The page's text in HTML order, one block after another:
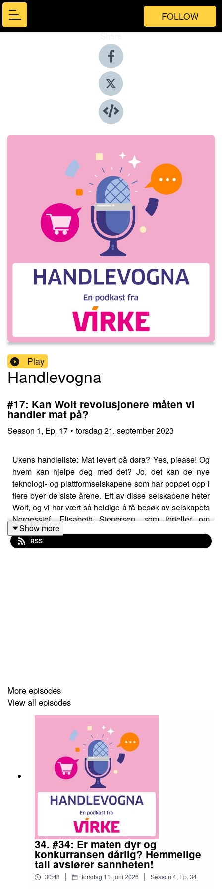
FOLLOW
Share
Play
Handlevogna
#17: Kan Wolt revolusjonere måten vi
handler mat på?
Season 1, Ep. 17 • torsdag 21. september 2023
Ukens handleliste: Mat levert på døra? Yes, please! Og
hvem kan hjelpe deg med det? Jo, det kan de nye
teknologi- og plattformselskapene som har poppet opp i
flere byer de siste årene. Ett av disse selskapene heter
Wolt, og vi har vært så heldige å få besøk av selskapets
Norgessjef, Elisabeth Stenersen, som forteller om
hvordan Wolt vil revolusjonere måten du handler mat
på.
savner mest i butikkhyllene.
Show more
RSS
More episodes
View all episodes
34. #34: Er maten dyr og
konkurransen dårlig? Hemmelige
tall avslører sannheten!
30:48 | torsdag 11. juni 2026 | Season 4, Ep. 34